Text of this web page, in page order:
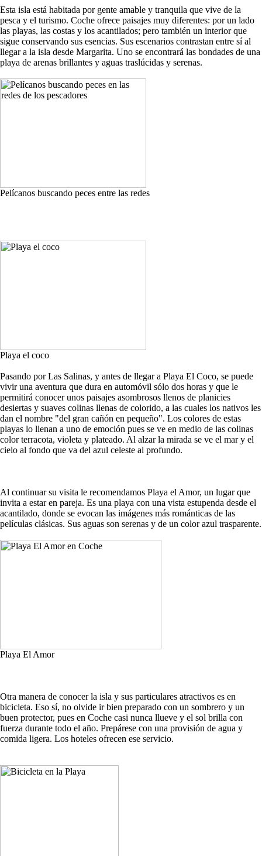
Esta isla está habitada por gente amable y tranquila que vive de la
pesca y el turismo. Coche ofrece paisajes muy diferentes: por un lado
las playas, las costas y los acantilados; pero también un interior que
sigue conservando sus esencias. Sus escenarios contrastan entre sí al
llegar a la isla desde Margarita. Uno se encontrará las bondades de una
playa de arenas brillantes y aguas traslúcidas y serenas.
Pelícanos buscando peces entre las redes
Playa el coco
Pasando por Las Salinas, y antes de llegar a Playa El Coco, se puede
vivir una aventura que dura en automóvil sólo dos horas y que le
permitirá conocer unos paisajes asombrosos llenos de planicies
desiertas y suaves colinas llenas de colorido, a las cuales los nativos les
dan el nombre "del gran cañón en pequeño". Los colores de estas
playas lo llenan a uno de emoción pues se ve en medio de las colinas
color terracota, violeta y plateado. Al alzar la mirada se ve el mar y el
cielo al fondo que va del azul celeste al profundo.
Al continuar su visita le recomendamos Playa el Amor, un lugar que
invita a estar en pareja. Es una playa con una vista estupenda desde el
acantilado, donde se evocan las imágenes más románticas de las
películas clásicas. Sus aguas son serenas y de un color azul trasparente.
Playa El Amor
Otra manera de conocer la isla y sus particulares atractivos es en
bicicleta. Eso sí, no olvide ir bien preparado con un sombrero y un
buen protector, pues en Coche casi nunca llueve y el sol brilla con
fuerza durante todo el año. Prepárese con una provisión de agua y
comida ligera. Los hoteles ofrecen ese servicio.